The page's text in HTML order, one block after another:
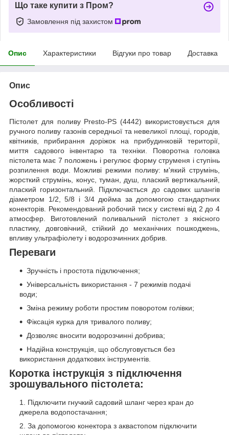
Що таке купити з Пром?
Замовлення під захистом
Опис Характеристики Відгуки про товар Доставка
Опис
Особливості
Пістолет для поливу Presto-PS (4442) використовується для
ручного поливу газонів середньої та невеликої площі, городів,
квітників, прибирання доріжок на прибудинковій території,
миття садового інвентарю та техніки. Поворотна головка
пістолета має 7 положень і регулює форму струменя і ступінь
розпилення води. Можливі режими поливу: м'який струмінь,
жорсткий струмінь, конус, туман, душ, плаский вертикальний,
плаский горизонтальний. Підключається до садових шлангів
діаметром 1/2, 5/8 і 3/4 дюйма за допомогою стандартних
конекторів. Рекомендований робочий тиск у системі від 2 до 4
атмосфер. Виготовлений поливальний пістолет з якісного
пластику, довговічний, стійкий до механічних пошкоджень,
впливу ультрафіолету і водорозчинних добрив.
Переваги
Зручність і простота підключення;
Універсальність використання - 7 режимів подачі
води;
Зміна режиму роботи простим поворотом голівки;
Фіксація курка для тривалого поливу;
Дозволяє вносити водорозчинні добрива;
Надійна конструкція, що обслуговується без
використання додаткових інструментів.
Коротка інструкція з підключення
зрошувального пістолета:
Підключити гнучкий садовий шланг через кран до
джерела водопостачання;
За допомогою конектора з аквастопом підключити